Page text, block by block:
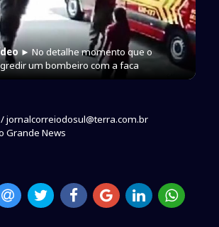
► No detalhe momento que o
um bombeiro com a faca
/ jornalcorreiodosul@terra.com.br
Grande News